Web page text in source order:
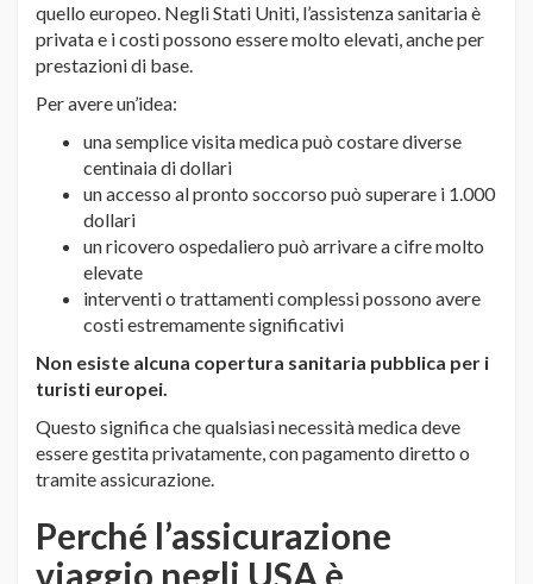
quello europeo. Negli Stati Uniti, l’assistenza sanitaria è
privata e i costi possono essere molto elevati, anche per
prestazioni di base.
Per avere un’idea:
una semplice visita medica può costare diverse
centinaia di dollari
un accesso al pronto soccorso può superare i 1.000
dollari
un ricovero ospedaliero può arrivare a cifre molto
elevate
interventi o trattamenti complessi possono avere
costi estremamente significativi
Non esiste alcuna copertura sanitaria pubblica per i
turisti europei.
Questo significa che qualsiasi necessità medica deve
essere gestita privatamente, con pagamento diretto o
tramite assicurazione.
Perché l’assicurazione
viaggio negli USA è